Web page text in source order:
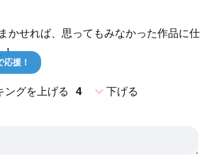
かせれば、思ってもみなかった作品に仕
！
ングを上げる 4
応援！
expand_more下げる